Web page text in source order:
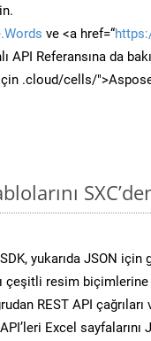
ve <a href=“
API Referansına da
.cloud/cells/
yukarıda JSON
çeşitli resim
REST API çağrıları
Excel sayfalarını